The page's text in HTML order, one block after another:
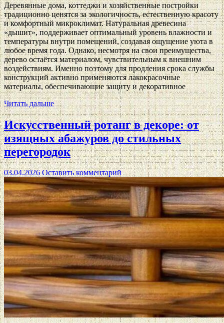
Деревянные дома, коттеджи и хозяйственные постройки
традиционно ценятся за экологичность, естественную красоту
и комфортный микроклимат. Натуральная древесина
«дышит», поддерживает оптимальный уровень влажности и
температуры внутри помещений, создавая ощущение уюта в
любое время года. Однако, несмотря на свои преимущества,
дерево остаётся материалом, чувствительным к внешним
воздействиям. Именно поэтому для продления срока службы
конструкций активно применяются лакокрасочные
материалы, обеспечивающие защиту и декоративное
Читать дальше
Искусственный ротанг в декоре: от
изящных абажуров до стильных
перегородок
03.04.2026 Оставить комментарий